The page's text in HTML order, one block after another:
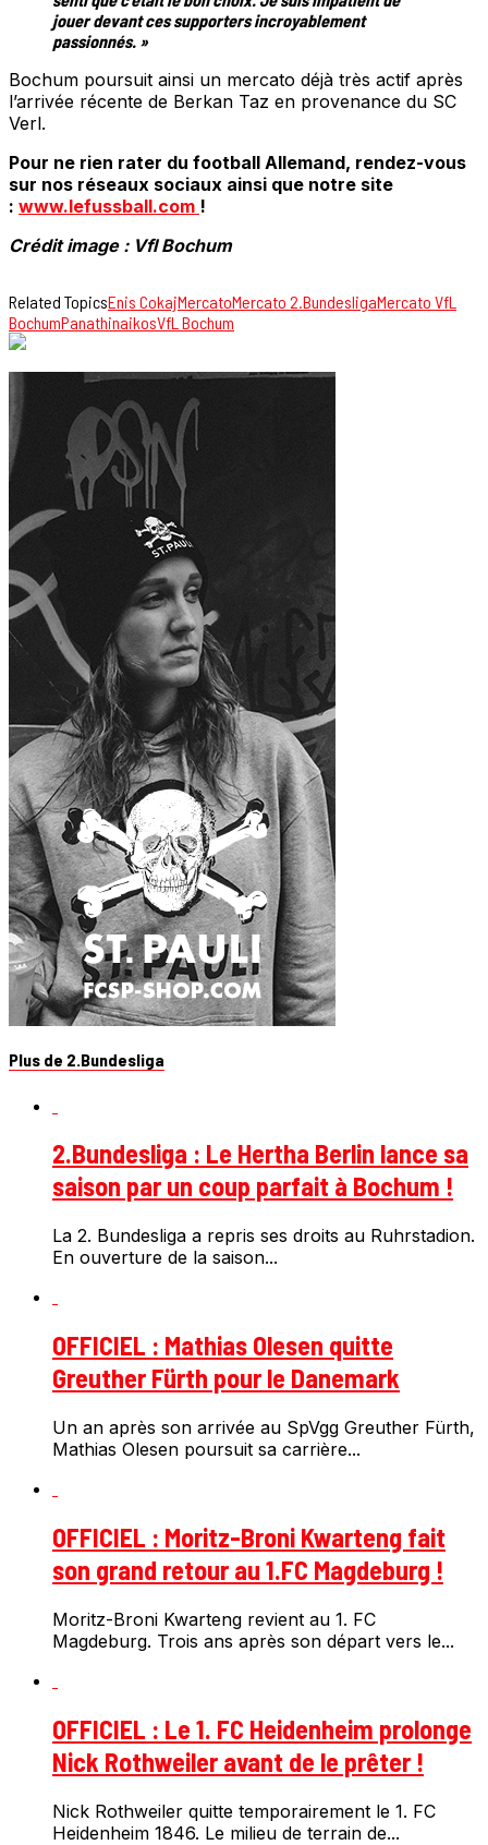
jouer devant ces supporters incroyablement
passionnés. »
Bochum poursuit ainsi un mercato déjà très actif après
l’arrivée récente de Berkan Taz en provenance du SC
Verl.
Pour ne rien rater du football Allemand, rendez-vous
sur nos réseaux sociaux ainsi que notre site
: www.lefussball.com !
Crédit image : Vfl Bochum
Related TopicsEnis CokajMercatoMercato 2.BundesligaMercato VfL
BochumPanathinaikosVfL Bochum
Plus de 2.Bundesliga
2.Bundesliga : Le Hertha Berlin lance sa
saison par un coup parfait à Bochum !
La 2. Bundesliga a repris ses droits au Ruhrstadion.
En ouverture de la saison...
OFFICIEL : Mathias Olesen quitte
Greuther Fürth pour le Danemark
Un an après son arrivée au SpVgg Greuther Fürth,
Mathias Olesen poursuit sa carrière...
OFFICIEL : Moritz-Broni Kwarteng fait
son grand retour au 1.FC Magdeburg !
Moritz-Broni Kwarteng revient au 1. FC
Magdeburg. Trois ans après son départ vers le...
OFFICIEL : Le 1. FC Heidenheim prolonge
Nick Rothweiler avant de le prêter !
Nick Rothweiler quitte temporairement le 1. FC
Heidenheim 1846. Le milieu de terrain de...